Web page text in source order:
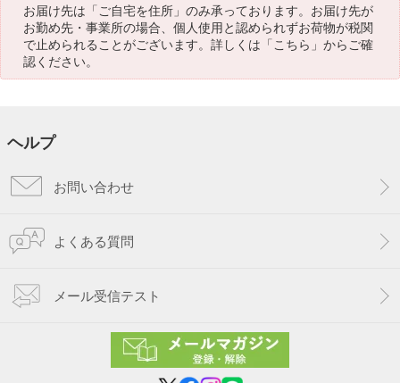
お届け先は「ご自宅を住所」のみ承っております。お届け先が
お勤め先・事業所の場合、個人使用と認められずお荷物が税関
で止められることがございます。詳しくは「こちら 」からご確
認ください。
ヘルプ
お問い合わせ
よくある質問
メール受信テスト